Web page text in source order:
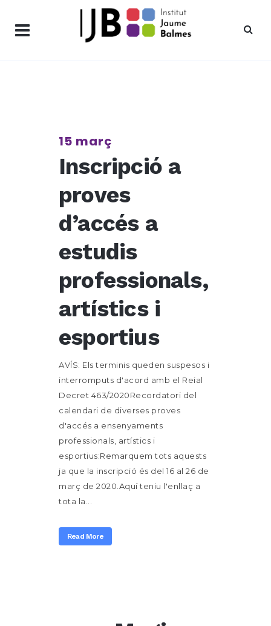
15 març
Inscripció a
proves
d’accés a
estudis
professionals,
artístics i
esportius
AVÍS: Els terminis queden suspesos i
interromputs d'acord amb el Reial
Decret 463/2020Recordatori del
calendari de diverses proves
d'accés a ensenyaments
professionals, artístics i
esportius:Remarquem tots aquests
ja que la inscripció és del 16 al 26 de
març de 2020.Aquí teniu l'enllaç a
tota la...
Read More